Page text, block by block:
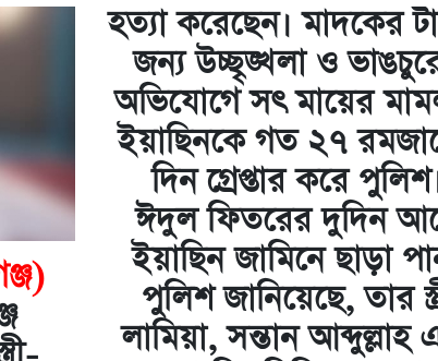
হত্যা করেছেন। মাদকের
জন্য উচ্ছৃঙ্খলা ও
অভিযোগে সৎ মায়ের
ইয়াছিনকে গত ২৭
দিন গ্রেপ্তার করে
ঈদুল ফিতরের দুদিন
ইয়াছিন জামিনে ছাড়া
পুলিশ জানিয়েছে, তার
লামিয়া, সন্তান আব্দুল্লাহ